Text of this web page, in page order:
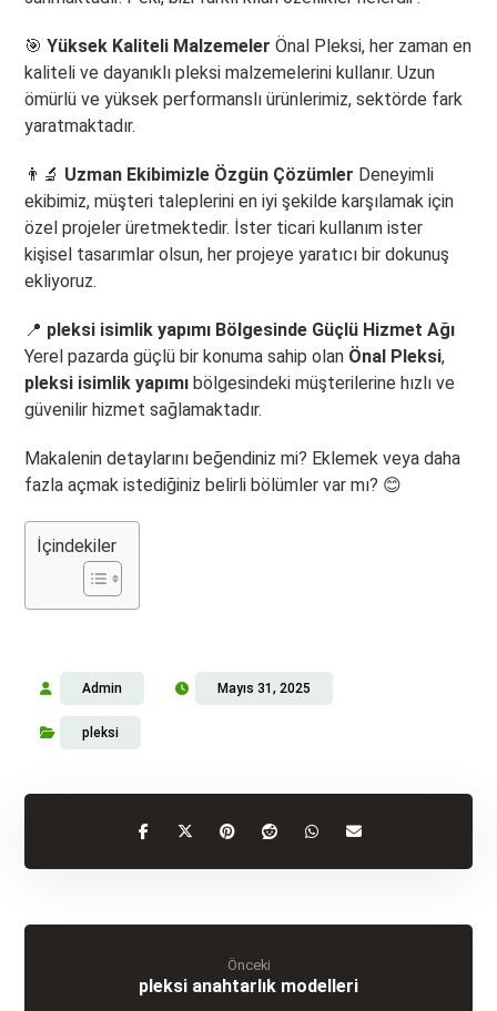
🎯Yüksek Kaliteli Malzemeler Önal Pleksi, her zaman en
kaliteli ve dayanıklı pleksi malzemelerini kullanır. Uzun
ömürlü ve yüksek performanslı ürünlerimiz, sektörde fark
yaratmaktadır.
👨‍🔬 Uzman Ekibimizle Özgün Çözümler Deneyimli
ekibimiz, müşteri taleplerini en iyi şekilde karşılamak için
özel projeler üretmektedir. İster ticari kullanım ister
kişisel tasarımlar olsun, her projeye yaratıcı bir dokunuş
ekliyoruz.
📍 pleksi isimlik yapımı Bölgesinde Güçlü Hizmet Ağı
Yerel pazarda güçlü bir konuma sahip olan Önal Pleksi,
pleksi isimlik yapımı bölgesindeki müşterilerine hızlı ve
güvenilir hizmet sağlamaktadır.
Makalenin detaylarını beğendiniz mi? Eklemek veya daha
fazla açmak istediğiniz belirli bölümler var mı? 😊
İçindekiler
Admin Mayıs 31, 2025
pleksi
Önceki
pleksi anahtarlık modelleri